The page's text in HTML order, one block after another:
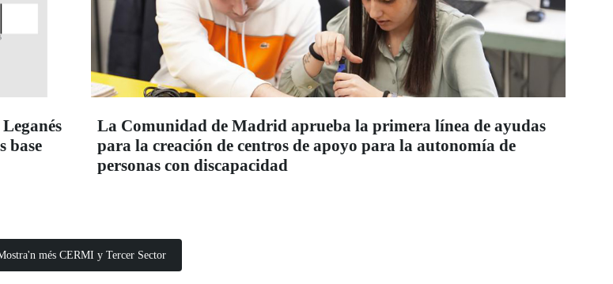
base
La Comunidad de Madrid aprueba la primera línea de ayudas
para la creación de centros de apoyo para la autonomía de
personas con discapacidad
més CERMI y Tercer Sector